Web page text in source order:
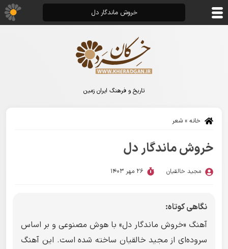
تاریخ و فرهنگ ایران زمین
خانه » شعر
خروش ماندگار دل
مجید خالقیان 26 مهر 1403
نگاهی کوتاه:
آهنگ «خروش ماندگار دل» با هوش مصنوعی و بر اساس
سروده‌ای از مجید خالقیان ساخته شده است. این آهنگ
خروش ماندگار دل